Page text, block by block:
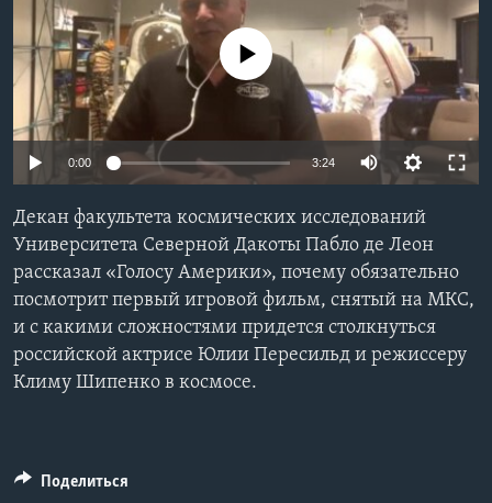
Learning English
СОЦИАЛЬНЫЕ СЕТИ
No media source currently available
0:00 3:24
Декан факультета космических исследований
Университета Северной Дакоты Пабло де Леон
рассказал «Голосу Америки», почему обязательно
посмотрит первый игровой фильм, снятый на МКС,
и с какими сложностями придется столкнуться
российской актрисе Юлии Пересильд и режиссеру
Климу Шипенко в космосе.
Поделиться